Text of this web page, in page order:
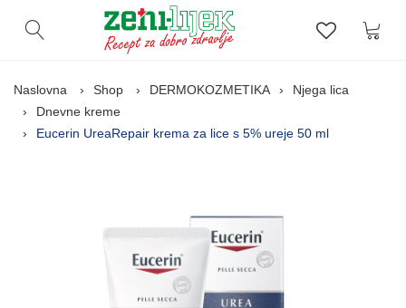
Otvori pretragu Lista
Naslovna Shop DERMOKOZMETIKA
Njega lica
Dnevne kreme
Eucerin UreaRepair krema za lice s 5% ureje 50 ml